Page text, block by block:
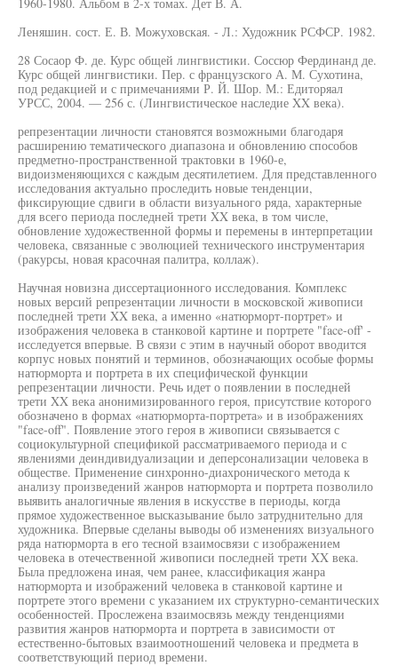
Леняшин. сост. Е. В. Можуховская. - Л.: Художник РСФСР. 1982.
28 Сосаор Ф. де. Курс общей лингвистики. Соссюр Фердинанд де.
Курс общей лингвистики. Пер. с французского А. М. Сухотина,
под редакцией и с примечаниями Р. Й. Шор. М.: Едиторяал
УРСС, 2004. — 256 с. (Лингвистическое наследие XX века).
репрезентации личности становятся возможными благодаря
расширению тематического диапазона и обновлению способов
предметно-пространственной трактовки в 1960-е,
видоизменяющихся с каждым десятилетием. Для представленного
исследования актуально проследить новые тенденции,
фиксирующие сдвиги в области визуального ряда, характерные
для всего периода последней трети XX века, в том числе,
обновление художественной формы и перемены в интерпретации
человека, связанные с эволюцией технического инструментария
(ракурсы, новая красочная палитра, коллаж).
Научная новизна диссертационного исследования. Комплекс
новых версий репрезентации личности в московской живописи
последней трети XX века, а именно «натюрморт-портрет» и
изображения человека в станковой картине и портрете "face-off' -
исследуется впервые. В связи с этим в научный оборот вводится
корпус новых понятий и терминов, обозначающих особые формы
натюрморта и портрета в их специфической функции
репрезентации личности. Речь идет о появлении в последней
трети XX века анонимизированного героя, присутствие которого
обозначено в формах «натюрморта-портрета» и в изображениях
"face-off". Появление этого героя в живописи связывается с
социокультурной спецификой рассматриваемого периода и с
явлениями деиндивидуализации и деперсонализации человека в
обществе. Применение синхронно-диахронического метода к
анализу произведений жанров натюрморта и портрета позволило
выявить аналогичные явления в искусстве в периоды, когда
прямое художественное высказывание было затруднительно для
художника. Впервые сделаны выводы об изменениях визуального
ряда натюрморта в его тесной взаимосвязи с изображением
человека в отечественной живописи последней трети XX века.
Была предложена иная, чем ранее, классификация жанра
натюрморта и изображений человека в станковой картине и
портрете этого времени с указанием их структурно-семантических
особенностей. Прослежена взаимосвязь между тенденциями
развития жанров натюрморта и портрета в зависимости от
естественно-бытовых взаимоотношений человека и предмета в
соответствующий период времени.